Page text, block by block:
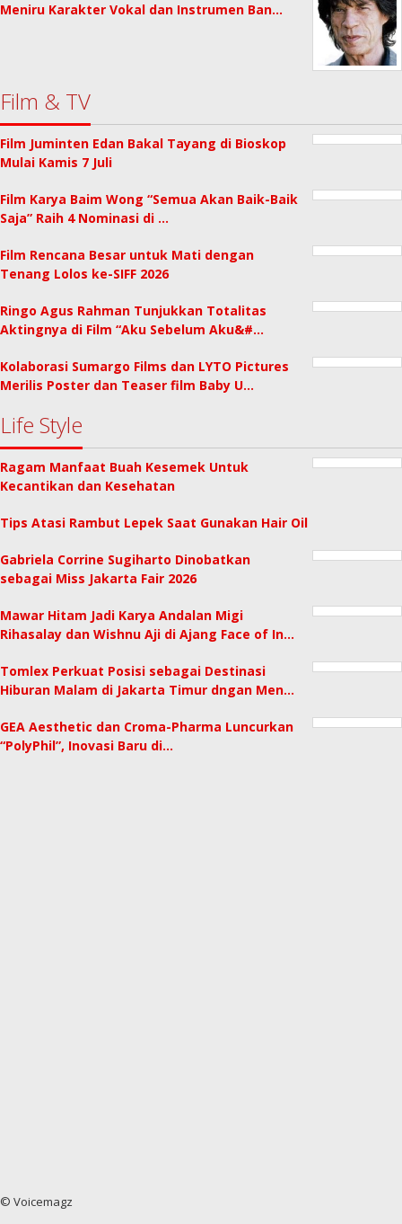
Meniru Karakter Vokal dan Instrumen Ban…
Film & TV
Film Juminten Edan Bakal Tayang di Bioskop
Mulai Kamis 7 Juli
Film Karya Baim Wong “Semua Akan Baik-Baik
Saja” Raih 4 Nominasi di …
Film Rencana Besar untuk Mati dengan
Tenang Lolos ke-SIFF 2026
Ringo Agus Rahman Tunjukkan Totalitas
Aktingnya di Film “Aku Sebelum Aku&#…
Kolaborasi Sumargo Films dan LYTO Pictures
Merilis Poster dan Teaser film Baby U…
Life Style
Ragam Manfaat Buah Kesemek Untuk
Kecantikan dan Kesehatan
Tips Atasi Rambut Lepek Saat Gunakan Hair Oil
Gabriela Corrine Sugiharto Dinobatkan
sebagai Miss Jakarta Fair 2026
Mawar Hitam Jadi Karya Andalan Migi
Rihasalay dan Wishnu Aji di Ajang Face of In…
Tomlex Perkuat Posisi sebagai Destinasi
Hiburan Malam di Jakarta Timur dngan Men…
GEA Aesthetic dan Croma-Pharma Luncurkan
“PolyPhil”, Inovasi Baru di…
© Voicemagz